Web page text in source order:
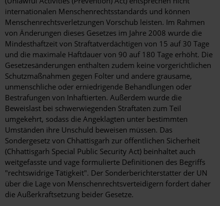
internationalen Menschenrechtsstandards und können
Menschenrechtsverletzungen Vorschub leisten. Im Rahmen
von Änderungen dieses Gesetzes im Jahre 2008 wurde die
Mindesthaftzeit von Straftatverdächtigen von 15 auf 30 Tage
und die maximale Haftdauer von 90 auf 180 Tage erhöht. Die
Gesetzesänderungen enthalten zudem keine vorgerichtlichen
Schutzmaßnahmen gegen Folter und andere grausame,
unmenschliche oder erniedrigende Behandlungen oder
Bestrafungen von Inhaftierten. Außerdem wurde die
Beweislast bei schwerwiegenden Straftaten zum Teil
umgekehrt, sodass die Angeklagten unter bestimmten
Umständen ihre Unschuld beweisen müssen. Das
Sondergesetz von Chhattisgarh zur öffentlichen Sicherheit
(Chhattisgarh Special Public Security Act) beinhaltet auch
weitgefasste und vage formulierte Definitionen des Begriffs
"rechtswidrige Tätigkeit". Der Sonderberichterstatter der UN
über die Lage von Menschenrechtsverteidigern fordert daher
die Außerkraftsetzung beider Gesetze.